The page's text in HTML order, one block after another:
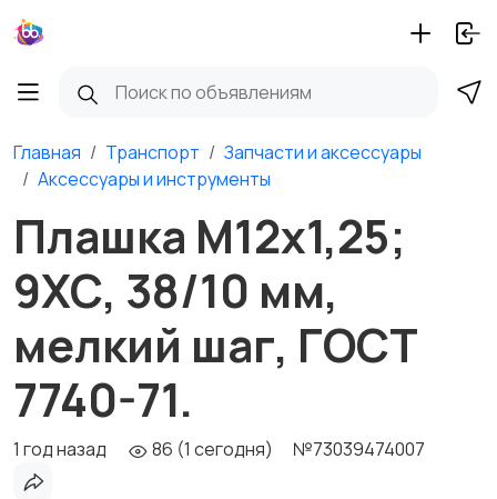
Главная Транспорт
Запчасти и аксессуары
Аксессуары и инструменты
Плашка М12х1,25;
9ХС, 38/10 мм,
мелкий шаг, ГОСТ
7740-71.
1 год назад 86 (1 сегодня) №73039474007